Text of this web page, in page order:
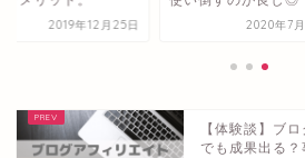
2020年7月23日
【体験談】ブ
でも成果出る？